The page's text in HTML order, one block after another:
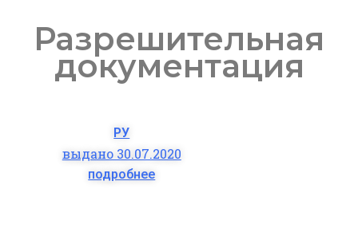
Разрешительная
документация
РУ
выдано 30.07.2020
подробнее